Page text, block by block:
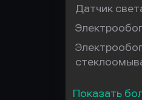
Датчик
Показать